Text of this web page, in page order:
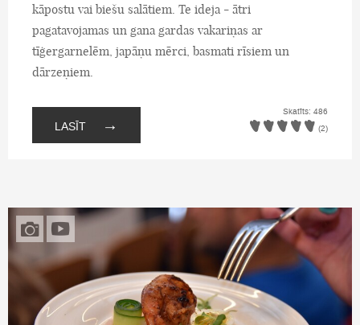
kāpostu vai biešu salātiem. Te ideja - ātri
pagatavojamas un gana gardas vakariņas ar
tīģergarnelēm, japāņu mērci, basmati rīsiem un
dārzeņiem.
LASĪT →
Skatīts: 486
(2)